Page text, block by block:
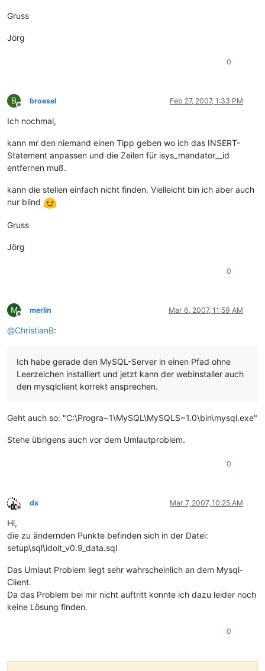
Gruss
Jörg
0
B
Offline
broesel Feb 27, 2007, 1:33 PM
Ich nochmal,
kann mr den niemand einen Tipp geben wo ich das INSERT-
Statement anpassen und die Zeilen für isys_mandator__id
entfernen muß.
kann die stellen einfach nicht finden. Vielleicht bin ich aber auch
nur blind
Gruss
Jörg
0
M
Offline
merlin Mar 6, 2007, 11:59 AM
@ChristianB:
Ich habe gerade den MySQL-Server in einen Pfad ohne
Leerzeichen installiert und jetzt kann der webinstaller auch
den mysqlclient korrekt ansprechen.
Geht auch so: "C:\Progra~1\MySQL\MySQLS~1.0\bin\mysql.exe"
Stehe übrigens auch vor dem Umlautproblem.
0
Offline
ds Mar 7, 2007, 10:25 AM
Hi,
die zu ändernden Punkte befinden sich in der Datei:
setup\sql\idoit_v0.9_data.sql
Das Umlaut Problem liegt sehr wahrscheinlich an dem Mysql-
Client.
Da das Problem bei mir nicht auftritt konnte ich dazu leider noch
keine Lösung finden.
0